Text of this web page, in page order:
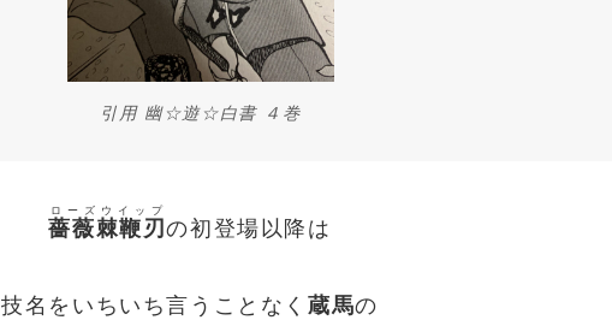
引用 幽☆遊☆白書 ４巻
薔薇棘鞭刃
ローズウイップ
の初登場以降は
技名をいちいち言うことなく 蔵馬の